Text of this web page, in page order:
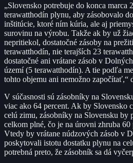
„Slovensko potrebuje do konca marca
terawatthodín plynu, aby zásobovalo
inštitúcie, ktoré ním kúria, ale aj
surovinu na výrobu. Takže ak by už
nepritiekol, dostatočné zásoby na
terawatthodín, nie terajších 23
dostatočné ani vrátane zásob v
území (5 terawatthodín). A tie podľa
tohto objemu ani nemožno započítať,“
V súčasnosti sú zásobníky na
viac ako 64 percent. Ak by Slovensko
celú zimu, zásobníky na Slovensku
celkom plné, čo je na úrovni zhruba 60
Vtedy by vrátane núdzových zásob v
poskytovali istotu dostatku plynu na
potrebná preto, že zásobník sa dá